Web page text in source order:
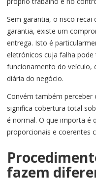
Sem garantia, o risco recai
garantia, existe um
entrega. Isto é
eletrónicos cuja falha
funcionamento do veículo,
diária do negócio.
Convém também perceber
significa cobertura total
é normal. O que importa é
proporcionais e coerentes
fazem